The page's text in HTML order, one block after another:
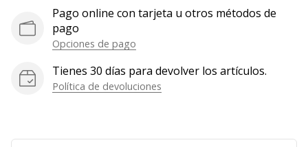
consideras
un
queremos
en
Pago online con tarjeta u otros métodos de
pago
Opciones de pago
Tienes 30 días para devolver los artículos.
Política de devoluciones